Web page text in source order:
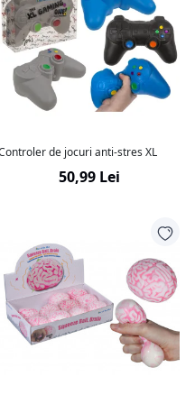
de jocuri anti-stres XL
50,99 Lei